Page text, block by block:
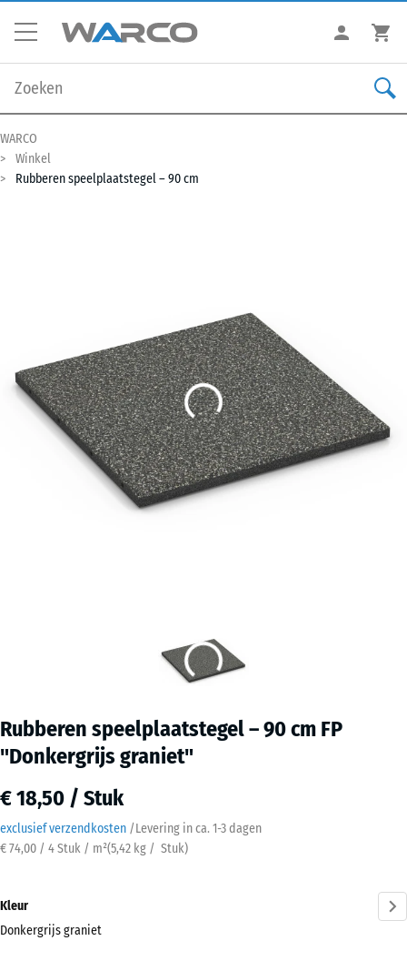
WARCO
Winkel
Rubberen speelplaatstegel – 90 cm
Rubberen speelplaatstegel – 90 cm FP
"Donkergrijs graniet"
€ 18,50 / Stuk
exclusief verzendkosten /Levering in ca. 1-3 dagen
€ 74,00 / 4 Stuk / m²(5,42 kg / Stuk)
Kleur
Donkergrijs graniet